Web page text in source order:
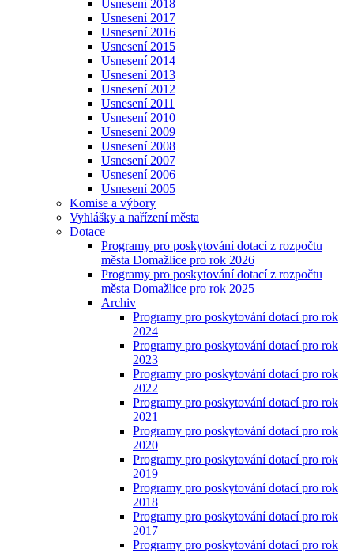
Usnesení 2018
Usnesení 2017
Usnesení 2016
Usnesení 2015
Usnesení 2014
Usnesení 2013
Usnesení 2012
Usnesení 2011
Usnesení 2010
Usnesení 2009
Usnesení 2008
Usnesení 2007
Usnesení 2006
Usnesení 2005
Komise a výbory
Vyhlášky a nařízení města
Dotace
Programy pro poskytování dotací z rozpočtu
města Domažlice pro rok 2026
Programy pro poskytování dotací z rozpočtu
města Domažlice pro rok 2025
Archiv
Programy pro poskytování dotací pro rok
2024
Programy pro poskytování dotací pro rok
2023
Programy pro poskytování dotací pro rok
2022
Programy pro poskytování dotací pro rok
2021
Programy pro poskytování dotací pro rok
2020
Programy pro poskytování dotací pro rok
2019
Programy pro poskytování dotací pro rok
2018
Programy pro poskytování dotací pro rok
2017
Programy pro poskytování dotací pro rok